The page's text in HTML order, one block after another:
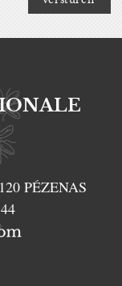
PÉZENAS